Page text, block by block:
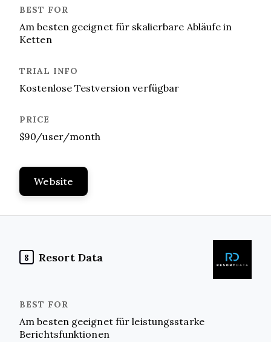
Am besten geeignet für skalierbare Abläufe in
Ketten
Kostenlose Testversion verfügbar
$90/user/month
Website
8 Resort Data
Am besten geeignet für leistungsstarke
Berichtsfunktionen